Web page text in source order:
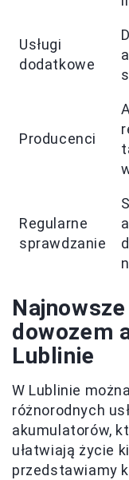
Usługi
dodatkowe
Producenci
Regularne
sprawdzanie
dowozem
Lublinie
W Lublinie
różnorodnych
akumulatorów,
ułatwiają życie
przedstawiamy